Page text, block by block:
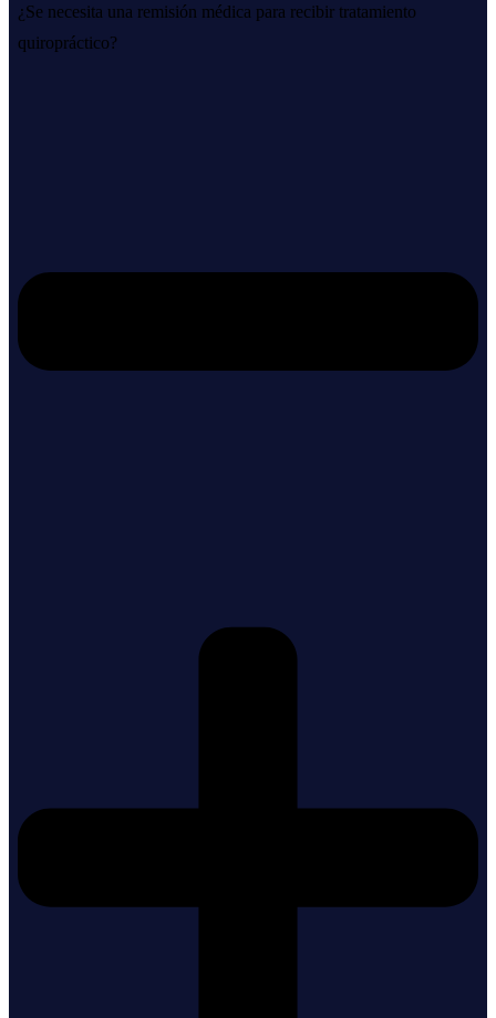
¿Se necesita una remisión médica para recibir tratamiento
quiropráctico?